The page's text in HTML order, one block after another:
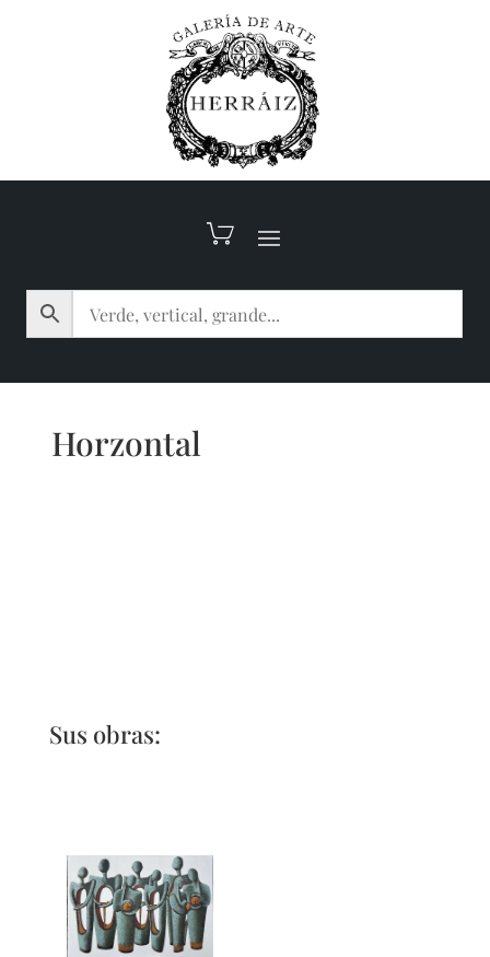
Horzontal
Sus obras: